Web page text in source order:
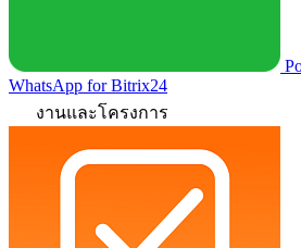
WhatsApp for Bitrix24
งานและโครงการ